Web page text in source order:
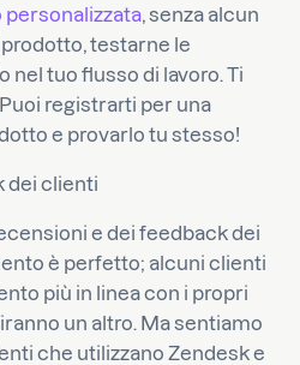
personalizzata, senza alcun
testarne le
nel tuo flusso di lavoro. Ti
registrarti per una
e provarlo tu stesso!
dei clienti
e dei feedback dei
è perfetto; alcuni clienti
più in linea con i propri
un altro. Ma sentiamo
che utilizzano Zendesk e